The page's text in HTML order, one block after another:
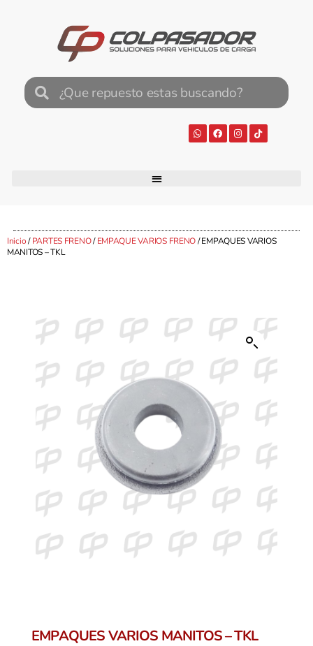
Inicio/PARTES FRENO/EMPAQUE VARIOS FRENO/ EMPAQUES VARIOS
MANITOS – TKL
EMPAQUES VARIOS MANITOS – TKL